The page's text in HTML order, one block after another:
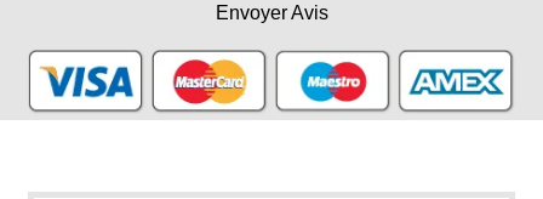
Envoyer Avis